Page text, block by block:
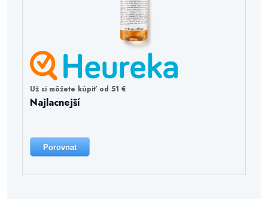
Už si môžete kúpiť od 51 €
Najlacnejší
Porovnat